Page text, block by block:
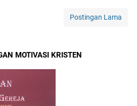
Postingan Lama
MOTIVASI KRISTEN